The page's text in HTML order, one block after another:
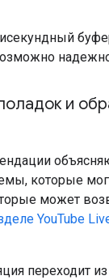
и
которые
может
YouTube
переходит